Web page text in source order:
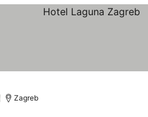
Zagreb